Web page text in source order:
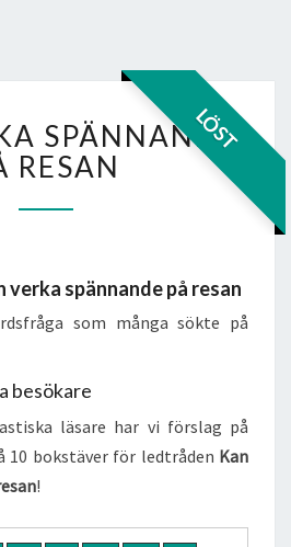
LÖST
VERKA
SPÄNNANDE
PÅ
RESAN
SPÄNNANDE
RESAN
verka spännande på resan
som många sökte på
besökare
läsare har vi förslag på
10 bokstäver för ledtråden Kan
!